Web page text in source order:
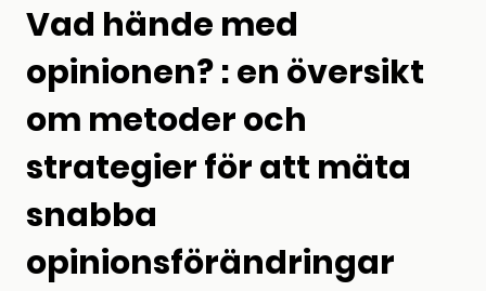
Vad hände med
opinionen? : en översikt
om metoder och
strategier för att mäta
snabba
opinionsförändringar